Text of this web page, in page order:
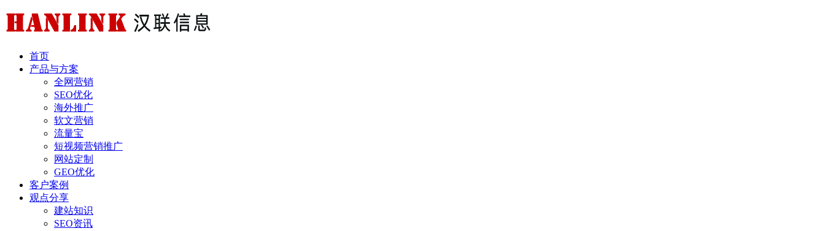
首页
产品与方案
全网营销
SEO优化
海外推广
软文营销
流量宝
短视频营销推广
网站定制
GEO优化
客户案例
观点分享
建站知识
SEO资讯